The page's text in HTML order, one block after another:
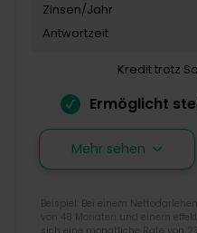
Zinsen/Jahr
Antwortzeit
Kredit trotz
Ermöglicht
Mehr sehen
Beispiel: Bei einem
von 48 Monaten und einem